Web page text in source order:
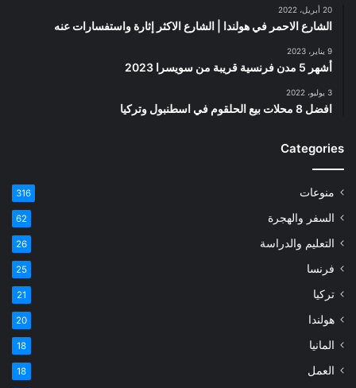
20 أبريل، 2022
الشارع الاحمر في هولندا | الشارع الاكثر إثارة واستفسارات عنه
9 يناير، 2023
أشهر 5 مدن فرنسية قريبة من سويسرا 2023
3 يوليو، 2022
افضل 8 محلات بيع الحلقوم في اسطنبول وتركيا
Categories
منوعات 316
السفر والهجرة 62
التعليم والدراسة 26
فرنسا 25
تركيا 21
هولندا 20
المانيا 18
العمل 18